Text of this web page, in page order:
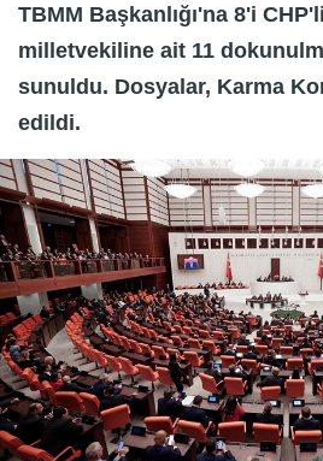
TBMM Başkanlığı'na 8'i
milletvekiline ait 11
sunuldu. Dosyalar, Karma
edildi.